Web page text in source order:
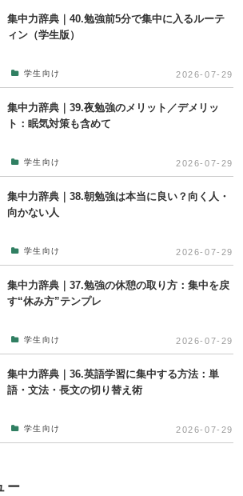
集中力辞典｜40.勉強前5分で集中に入るルーテ
ィン（学生版）
学生向け 2026-07-29
集中力辞典｜39.夜勉強のメリット／デメリッ
ト：眠気対策も含めて
学生向け 2026-07-29
集中力辞典｜38.朝勉強は本当に良い？向く人・
向かない人
学生向け 2026-07-29
集中力辞典｜37.勉強の休憩の取り方：集中を戻
す“休み方”テンプレ
学生向け 2026-07-29
集中力辞典｜36.英語学習に集中する方法：単
語・文法・長文の切り替え術
学生向け 2026-07-29
ー